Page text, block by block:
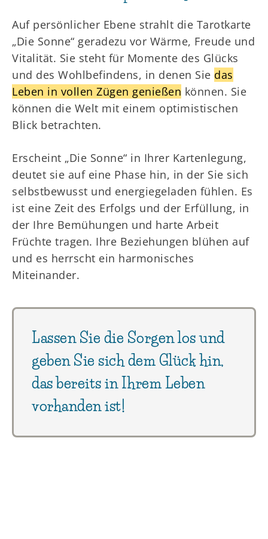
Auf persönlicher Ebene strahlt die Tarotkarte
„Die Sonne“ geradezu vor Wärme, Freude und
Vitalität. Sie steht für Momente des Glücks
und des Wohlbefindens, in denen Sie das
Leben in vollen Zügen genießen können. Sie
können die Welt mit einem optimistischen
Blick betrachten.
Erscheint „Die Sonne“ in Ihrer Kartenlegung,
deutet sie auf eine Phase hin, in der Sie sich
selbstbewusst und energiegeladen fühlen. Es
ist eine Zeit des Erfolgs und der Erfüllung, in
der Ihre Bemühungen und harte Arbeit
Früchte tragen. Ihre Beziehungen blühen auf
und es herrscht ein harmonisches
Miteinander.
Lassen Sie die Sorgen los und
geben Sie sich dem Glück hin,
das bereits in Ihrem Leben
vorhanden ist!